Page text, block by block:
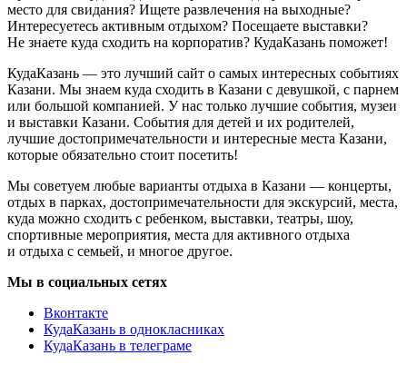
место для свидания? Ищете развлечения на выходные?
Интересуетесь активным отдыхом? Посещаете выставки?
Не знаете куда сходить на корпоратив? КудаКазань поможет!
КудаКазань — это лучший сайт о самых интересных событиях
Казани. Мы знаем куда сходить в Казани с девушкой, с парнем
или большой компанией. У нас только лучшие события, музеи
и выставки Казани. События для детей и их родителей,
лучшие достопримечательности и интересные места Казани,
которые обязательно стоит посетить!
Мы советуем любые варианты отдыха в Казани — концерты,
отдых в парках, достопримечательности для экскурсий, места,
куда можно сходить с ребенком, выставки, театры, шоу,
спортивные мероприятия, места для активного отдыха
и отдыха с семьей, и многое другое.
Мы в социальных сетях
Вконтакте
КудаКазань в однокласниках
КудаКазань в телеграме